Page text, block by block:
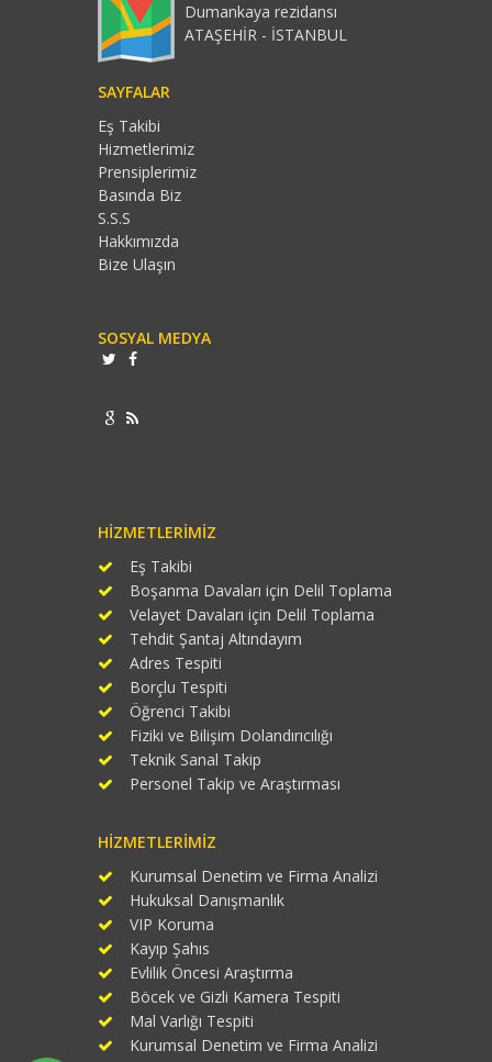
Dumankaya rezidansı
ATAŞEHİR - İSTANBUL
SAYFALAR
Eş Takibi
Hizmetlerimiz
Prensiplerimiz
Basında Biz
S.S.S
Hakkımızda
Bize Ulaşın
SOSYAL MEDYA
HIZMETLERIMIZ
Eş Takibi
Boşanma Davaları için Delil Toplama
Velayet Davaları için Delil Toplama
Tehdit Şantaj Altındayım
Adres Tespiti
Borçlu Tespiti
Öğrenci Takibi
Fiziki ve Bilişim Dolandırıcılığı
Teknik Sanal Takip
Personel Takip ve Araştırması
HIZMETLERIMIZ
Kurumsal Denetim ve Firma Analizi
Hukuksal Danışmanlık
VIP Koruma
Kayıp Şahıs
Evlilik Öncesi Araştırma
Böcek ve Gizli Kamera Tespiti
Mal Varlığı Tespiti
Kurumsal Denetim ve Firma Analizi